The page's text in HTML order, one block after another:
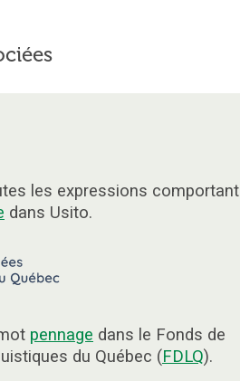
les expressions
dans Usito.
pennage dans le Fonds de
du Québec (FDLQ).